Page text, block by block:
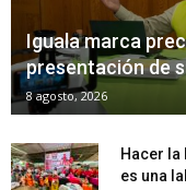
Iguala marca
presentación de
8 agosto, 2026
Hacer la
es una